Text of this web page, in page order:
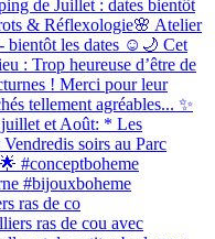
ras de co